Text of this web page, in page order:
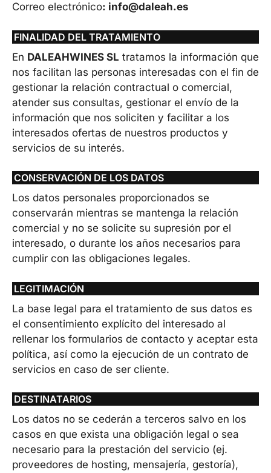
Correo electrónico: info@daleah.es
FINALIDAD DEL TRATAMIENTO
En DALEAHWINES SL ⁣ tratamos la información que
nos facilitan las personas interesadas con el fin de
gestionar la relación contractual o comercial,
atender sus consultas, gestionar el envío de la
información que nos soliciten y facilitar a los
interesados ofertas de nuestros productos y
servicios de su interés.
CONSERVACIÓN DE LOS DATOS
Los datos personales proporcionados se
conservarán mientras se mantenga la relación
comercial y no se solicite su supresión por el
interesado, o durante los años necesarios para
cumplir con las obligaciones legales.
LEGITIMACIÓN
La base legal para el tratamiento de sus datos es
el consentimiento explícito del interesado al
rellenar los formularios de contacto y aceptar esta
política, así como la ejecución de un contrato de
servicios en caso de ser cliente.
DESTINATARIOS
Los datos no se cederán a terceros salvo en los
casos en que exista una obligación legal o sea
necesario para la prestación del servicio (ej.
proveedores de hosting, mensajería, gestoría),